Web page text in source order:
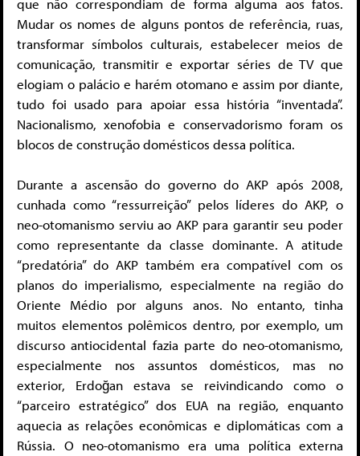
Mudar os nomes de alguns pontos de referência, ruas,
transformar símbolos culturais, estabelecer meios de
comunicação, transmitir e exportar séries de TV que
elogiam o palácio e harém otomano e assim por diante,
tudo foi usado para apoiar essa história “inventada”.
Nacionalismo, xenofobia e conservadorismo foram os
blocos de construção domésticos dessa política.
Durante a ascensão do governo do AKP após 2008,
cunhada como “ressurreição” pelos líderes do AKP, o
neo-otomanismo serviu ao AKP para garantir seu poder
como representante da classe dominante. A atitude
“predatória” do AKP também era compatível com os
planos do imperialismo, especialmente na região do
Oriente Médio por alguns anos. No entanto, tinha
muitos elementos polêmicos dentro, por exemplo, um
discurso antiocidental fazia parte do neo-otomanismo,
especialmente nos assuntos domésticos, mas no
exterior, Erdoğan estava se reivindicando como o
“parceiro estratégico” dos EUA na região, enquanto
aquecia as relações econômicas e diplomáticas com a
Rússia. O neo-otomanismo era uma política externa